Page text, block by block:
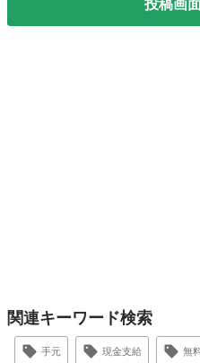
投稿画
関連キーワード検索
手元 現金支給 無